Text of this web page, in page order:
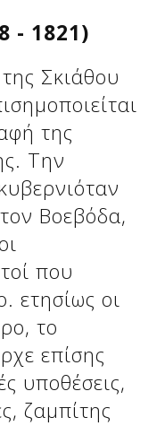
- 1821)
Σκιάθου
της
Την
Βοεβόδα,
που
ετησίως οι
το
επίσης
υποθέσεις,
ζαμπίτης